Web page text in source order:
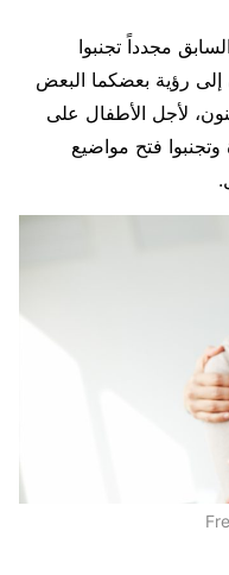
مجدداً تجنبوا
رؤية بعضكما البعض
لأجل الأطفال على
وتجنبوا فتح مواضيع